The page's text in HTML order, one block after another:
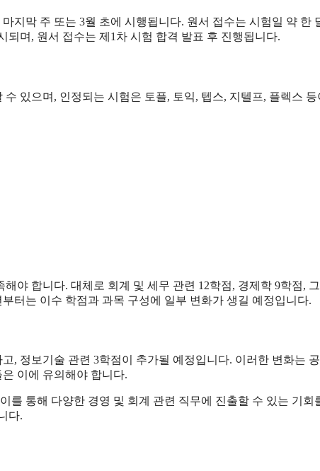
지막 주 또는 3월 초에 시행됩니다. 원서 접수는 시험일 약 한
되며, 원서 접수는 제1차 시험 합격 발표 후 진행됩니다.
있으며, 인정되는 시험은 토플, 토익, 텝스, 지텔프, 플렉스 등
야 합니다. 대체로 회계 및 세무 관련 12학점, 경제학 9학점,
터는 이수 학점과 과목 구성에 일부 변화가 생길 예정입니다.
, 정보기술 관련 3학점이 추가될 예정입니다. 이러한 변화는 공
이에 유의해야 합니다.
통해 다양한 경영 및 회계 관련 직무에 진출할 수 있는 기회
다.